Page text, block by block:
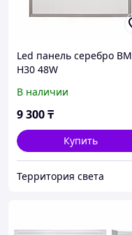
Led панель серебро BM
H30 48W
В наличии
9 300₸
Купить
Территория света